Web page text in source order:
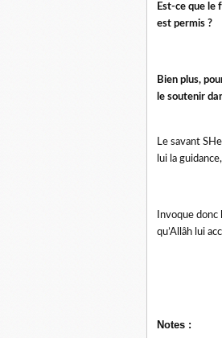
Est-ce que le
est permis ?
Bien plus,
le soutenir
Le savant
lui la
Invoque
qu’Allâh lui
Notes :